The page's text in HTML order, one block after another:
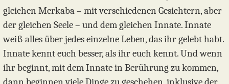
gleichen Merkaba – mit verschiedenen Gesichtern, aber
der gleichen Seele – und dem gleichen Innate. Innate
weiß alles über jedes einzelne Leben, das ihr gelebt habt.
Innate kennt euch besser, als ihr euch kennt. Und wenn
ihr beginnt, mit dem Innate in Berührung zu kommen,